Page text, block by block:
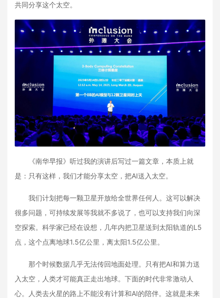
共同分享这个太空。
《南华早报》听过我的演讲后写过一篇文章，本质上就
是：只有这样，我们才能分享太空，把AI送入太空。
我们计划把每一颗卫星开放给全世界任何人。这可以解决
很多问题，可持续发展等我就不多说了，也可以支持我们向深
空探索。科学家已经在设想，几年内把卫星送到太阳轨道的L5
点，这个点离地球1.5亿公里，离太阳1.5亿公里。
那个时候数据几乎无法传回地面处理。只有把AI和算力送
入太空，人类才可能真正走出地球。下面的时代非常激动人
心。人类去火星的路上不能没有计算和AI的陪伴。这就是未来